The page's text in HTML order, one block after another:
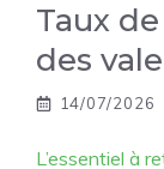
Taux
des
14/07/2026
L’essentiel à